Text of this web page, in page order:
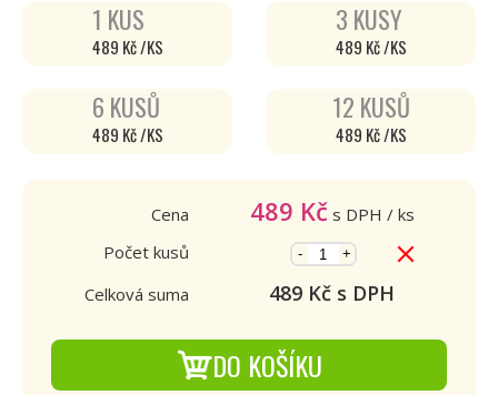
1 KUS
489 Kč /KS
3 KUSY
489 Kč /KS
6 KUSŮ
489 Kč /KS
12 KUSŮ
489 Kč /KS
Cena 489 Kč s DPH / ks
Počet kusů
- +
Celková suma 489 Kč s DPH
DO KOŠÍKU